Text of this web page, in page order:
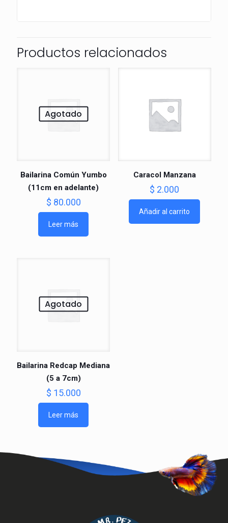
Productos relacionados
Agotado
Bailarina Común Yumbo
(11cm en adelante)
$ 80.000
Leer más
Caracol Manzana
$ 2.000
Añadir al carrito
Agotado
Bailarina Redcap Mediana
(5 a 7cm)
$ 15.000
Leer más